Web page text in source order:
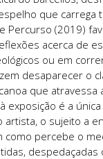
que
Percurso (2019)
acerca de
ou em
desaparecer o
que atravessa
exposição é a
o sujeito a
como percebe o